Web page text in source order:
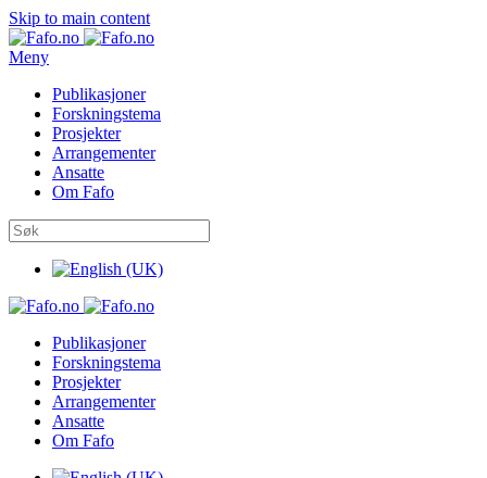
Skip to main content
Meny
Publikasjoner
Forskningstema
Prosjekter
Arrangementer
Ansatte
Om Fafo
Publikasjoner
Forskningstema
Prosjekter
Arrangementer
Ansatte
Om Fafo